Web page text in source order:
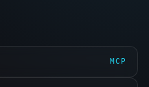
MCP